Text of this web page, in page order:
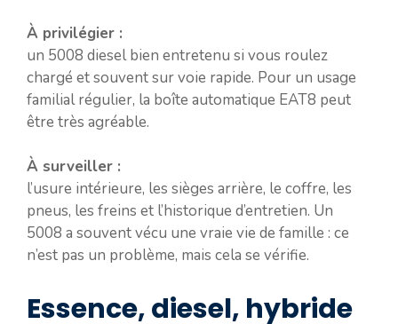
À privilégier :
un 5008 diesel bien entretenu si vous roulez
chargé et souvent sur voie rapide. Pour un usage
familial régulier, la boîte automatique EAT8 peut
être très agréable.
À surveiller :
l’usure intérieure, les sièges arrière, le coffre, les
pneus, les freins et l’historique d’entretien. Un
5008 a souvent vécu une vraie vie de famille : ce
n’est pas un problème, mais cela se vérifie.
Essence, diesel, hybride